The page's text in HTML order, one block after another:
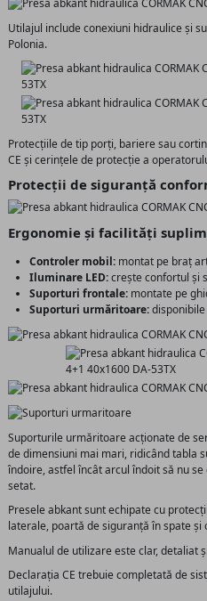
Utilajul include conexiuni hidraulice și
Polonia.
Protecțiile de tip porți, bariere sau
CE și cerințele de protecție a
Protecții de siguranță
Ergonomie și facilități
Controler mobil: montat pe braț
Iluminare LED:crește confortul și
Suporturi frontale: montate pe
Suporturi urmăritoare:
Suporturile urmăritoare acționate de
de dimensiuni mai mari, ridicând tabla
îndoire, astfel încât arcul îndoit să nu
setat.
Presele abkant sunt echipate cu
laterale, poartă de siguranță în spate
Manualul de utilizare este clar, detaliat
Declarația CE trebuie completată de
utilajului.